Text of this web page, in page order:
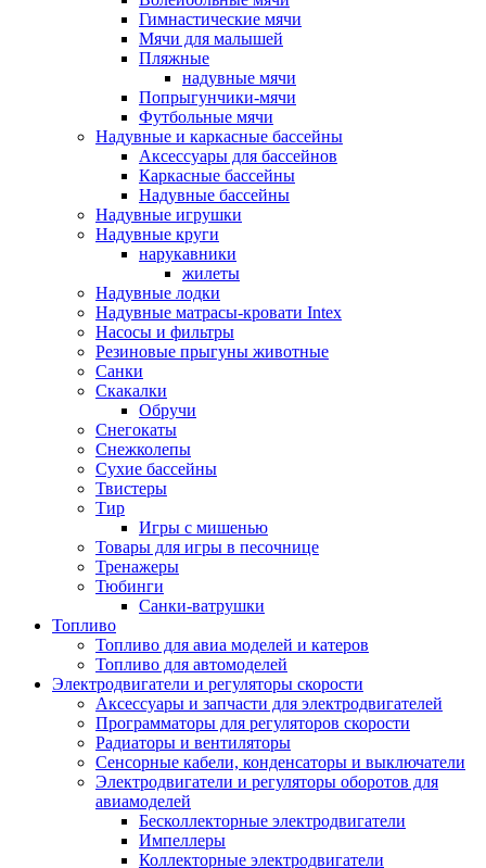
Гимнастические мячи
Мячи для малышей
Пляжные
надувные мячи
Попрыгунчики-мячи
Футбольные мячи
Надувные и каркасные бассейны
Аксессуары для бассейнов
Каркасные бассейны
Надувные бассейны
Надувные игрушки
Надувные круги
нарукавники
жилеты
Надувные лодки
Надувные матрасы-кровати Intex
Насосы и фильтры
Резиновые прыгуны животные
Санки
Скакалки
Обручи
Снегокаты
Снежколепы
Сухие бассейны
Твистеры
Тир
Игры с мишенью
Товары для игры в песочнице
Тренажеры
Тюбинги
Санки-ватрушки
Топливо
Топливо для авиа моделей и катеров
Топливо для автомоделей
Электродвигатели и регуляторы скорости
Аксессуары и запчасти для электродвигателей
Программаторы для регуляторов скорости
Радиаторы и вентиляторы
Сенсорные кабели, конденсаторы и выключатели
Электродвигатели и регуляторы оборотов для
авиамоделей
Бесколлекторные электродвигатели
Импеллеры
Коллекторные электродвигатели